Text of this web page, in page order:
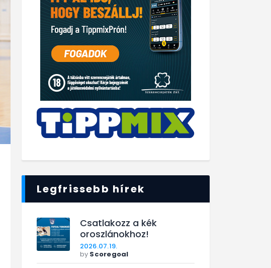
Legfrissebb hírek
Csatlakozz a kék
oroszlánokhoz!
2026.07.19.
by Scoregoal